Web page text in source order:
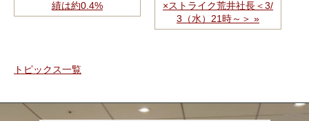
績は約0.4%
×ストライク荒井社長＜3/
3（水）21時～＞ »
トピックス一覧